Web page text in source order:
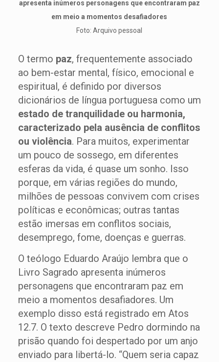
apresenta inúmeros personagens que encontraram paz
em meio a momentos desafiadores
Foto: Arquivo pessoal
O termo paz, frequentemente associado
ao bem-estar mental, físico, emocional e
espiritual, é definido por diversos
dicionários de língua portuguesa como um
estado de tranquilidade ou harmonia,
caracterizado pela ausência de conflitos
ou violência. Para muitos, experimentar
um pouco de sossego, em diferentes
esferas da vida, é quase um sonho. Isso
porque, em várias regiões do mundo,
milhões de pessoas convivem com crises
políticas e econômicas; outras tantas
estão imersas em conflitos sociais,
desemprego, fome, doenças e guerras.
O teólogo Eduardo Araújo lembra que o
Livro Sagrado apresenta inúmeros
personagens que encontraram paz em
meio a momentos desafiadores. Um
exemplo disso está registrado em Atos
12.7. O texto descreve Pedro dormindo na
prisão quando foi despertado por um anjo
enviado para libertá-lo. “Quem seria capaz